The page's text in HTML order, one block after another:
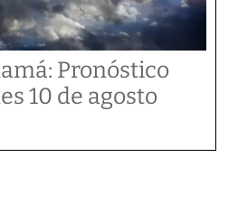
Pronóstico
10 de agosto